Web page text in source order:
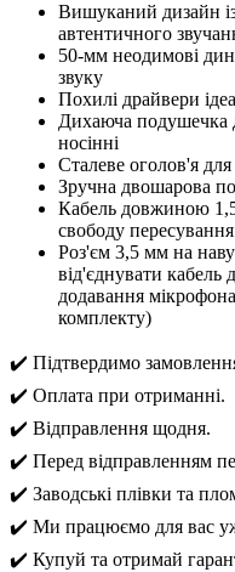
Вишуканий дизайн
автентичного
50-мм неодимові
звуку
Похилі драйвери
Дихаюча подушечка
носінні
Сталеве оголов'я для
Зручна двошарова
Кабель довжиною
свободу
Роз'єм 3,5 мм на
від'єднувати кабель
додавання
комплекту)
✔️ Підтвердимо
✔️ Оплата при отриманні.
✔️ Відправлення щодня.
✔️ Перед відправленням
✔️ Заводські плівки та
✔️ Ми працюємо для вас
✔️ Купуй та отримай